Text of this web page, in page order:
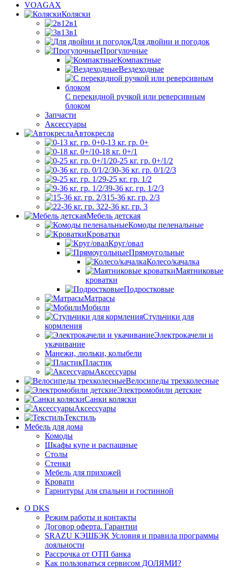
VOAGAX
Коляски
2в1
3в1
Для двойни и погодок
Прогулочные
Компактные
Вездеходные
С перекидной ручкой или реверсивным
блоком
Запчасти
Аксессуары
Автокресла
0-13 кг. гр. 0+
0-18 кг. 0+/1
0-25 кг. гр. 0+/1/2
0-36 кг. гр. 0/1/2/3
9-25 кг. гр. 1/2
9-36 кг. гр. 1/2/3
15-36 кг. гр. 2/3
22-36 кг. гр. 3
Мебель детская
Комоды пеленальные
Кроватки
Круг/овал
Прямоугольные
Колесо/качалка
Маятниковые
кроватки
Подростковые
Матрасы
Мобили
Стульчики для
кормления
Электрокачели и
укачивание
Манежи, люльки, колыбели
Пластик
Аксессуары
Велосипеды трехколесные
Электромобили детские
Санки коляски
Аксессуары
Текстиль
Мебель для дома
Комоды
Шкафы купе и распашные
Столы
Стенки
Мебель для прихожей
Кровати
Гарнитуры для спальни и гостинной
О DKS
Режим работы и контакты
Договор оферта. Гарантии
SRAZU КЭШБЭК Условия и правила программы
лояльности
Рассрочка от ОТП банка
Как пользоваться сервисом ДОЛЯМИ?